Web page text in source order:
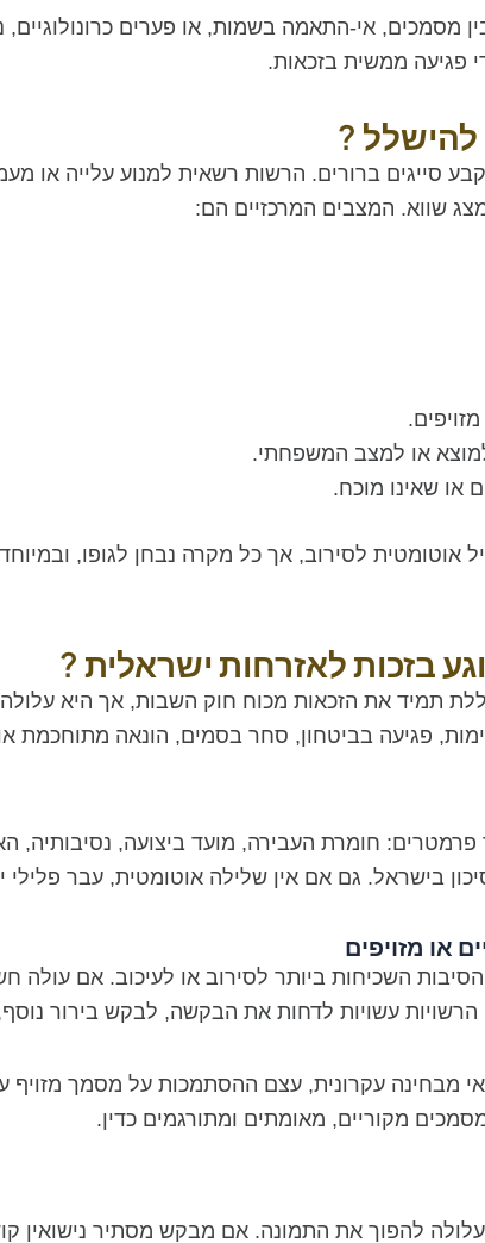
מסמכים, אי-התאמה בשמות, או פערים
פגיעה ממשית בזכאות.
להישלל ?
סייגים ברורים. הרשות רשאית למנוע עלייה או
שווא. המצבים המרכזיים הם:
או למצב המשפחתי.
או שאינו מוכח.
אוטומטית לסירוב, אך כל מקרה נבחן לגופו,
בזכות לאזרחות ישראלית ?
תמיד את הזכאות מכוח חוק השבות, אך היא
פגיעה בביטחון, סחר בסמים, הונאה מתוחכמת או
חומרת העבירה, מועד ביצועה, נסיבותיה,
בישראל. גם אם אין שלילה אוטומטית, עבר
או מזויפים
השכיחות ביותר לסירוב או לעיכוב. אם עולה
הרשויות עשויות לדחות את הבקשה, לבקש בירור
מבחינה עקרונית, עצם ההסתמכות על מסמך
מקוריים, מאומתים ומתורגמים כדין.
עלולה להפוך את התמונה. אם מבקש מסתיר נישואין